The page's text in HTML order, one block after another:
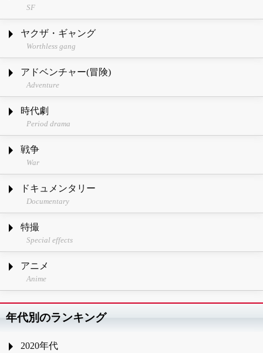
SF
ヤクザ・ギャング
Worthless gang
アドベンチャー(冒険)
Adventure
時代劇
Period drama
戦争
War
ドキュメンタリー
Documentary
特撮
Special effects
アニメ
Anime
年代別のランキング
2020年代